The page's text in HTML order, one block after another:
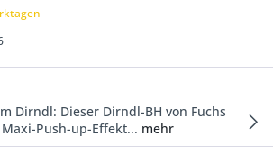
Dirndl: Dieser Dirndl-BH von Fuchs
Push-up-Effekt... mehr